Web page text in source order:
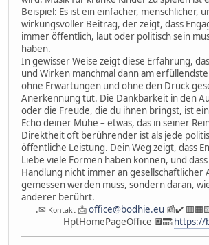
Beispiel: Es ist ein einfacher, menschlicher,
wirkungsvoller Beitrag, der zeigt, dass
immer öffentlich, laut oder politisch sein
haben.
In gewisser Weise zeigt diese Erfahrung,
und Wirken manchmal dann am
ohne Erwartungen und ohne den Druck
Anerkennung tut. Die Dankbarkeit in den
oder die Freude, die du ihnen bringst, ist
Echo deiner Mühe – etwas, das in seiner
Direktheit oft berührender ist als jede
öffentliche Leistung. Dein Weg zeigt, dass
Liebe viele Formen haben können, und
Handlung nicht immer an gesellschaftlicher
gemessen werden muss, sondern daran,
anderer berührt.
.✉ Kontakt 📩office@bodhie.eu 📰✔️
HptHomePageOffice 🔲🔜 https://